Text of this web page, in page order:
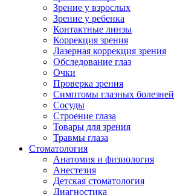
Зрение у взрослых
Зрение у ребенка
Контактные линзы
Коррекция зрения
Лазерная коррекция зрения
Обследование глаз
Очки
Проверка зрения
Симптомы глазных болезней
Сосуды
Строение глаза
Товары для зрения
Травмы глаза
Стоматология
Анатомия и физиология
Анестезия
Детская стоматология
Диагностика